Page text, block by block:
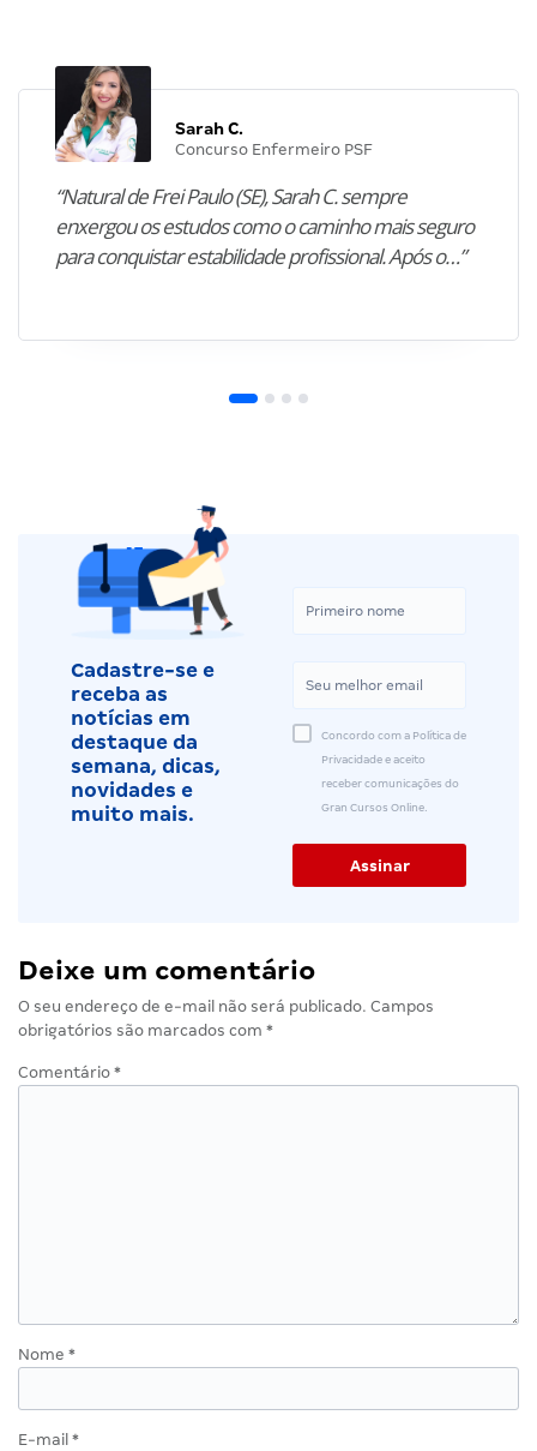
Sarah C.
Concurso Enfermeiro PSF
“Natural de Frei Paulo (SE), Sarah C. sempre
enxergou os estudos como o caminho mais seguro
para conquistar estabilidade profissional. Após o…”
Cadastre-se e
receba as
notícias em
destaque da
semana, dicas,
novidades e
muito mais.
Concordo com a Política de
Privacidade e aceito
receber comunicações do
Gran Cursos Online.
Deixe um comentário
O seu endereço de e-mail não será publicado. Campos
obrigatórios são marcados com *
Comentário *
Nome *
E-mail *